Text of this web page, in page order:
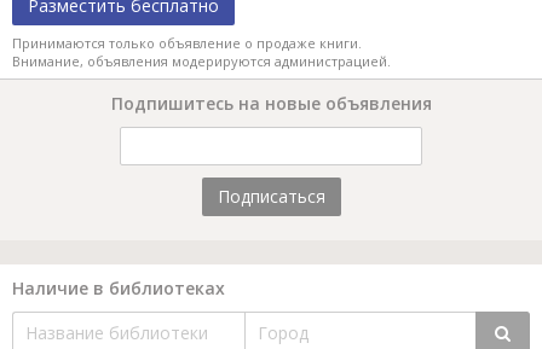
Разместить бесплатно
Принимаются только объявление о продаже книги.
Внимание, объявления модерируются администрацией.
Подпишитесь на новые объявления
Подписаться
Наличие в библиотеках